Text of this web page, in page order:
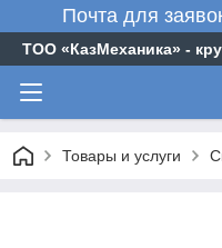
Почта для
ТОО «‎КазМеханика» -
Товары и услуги